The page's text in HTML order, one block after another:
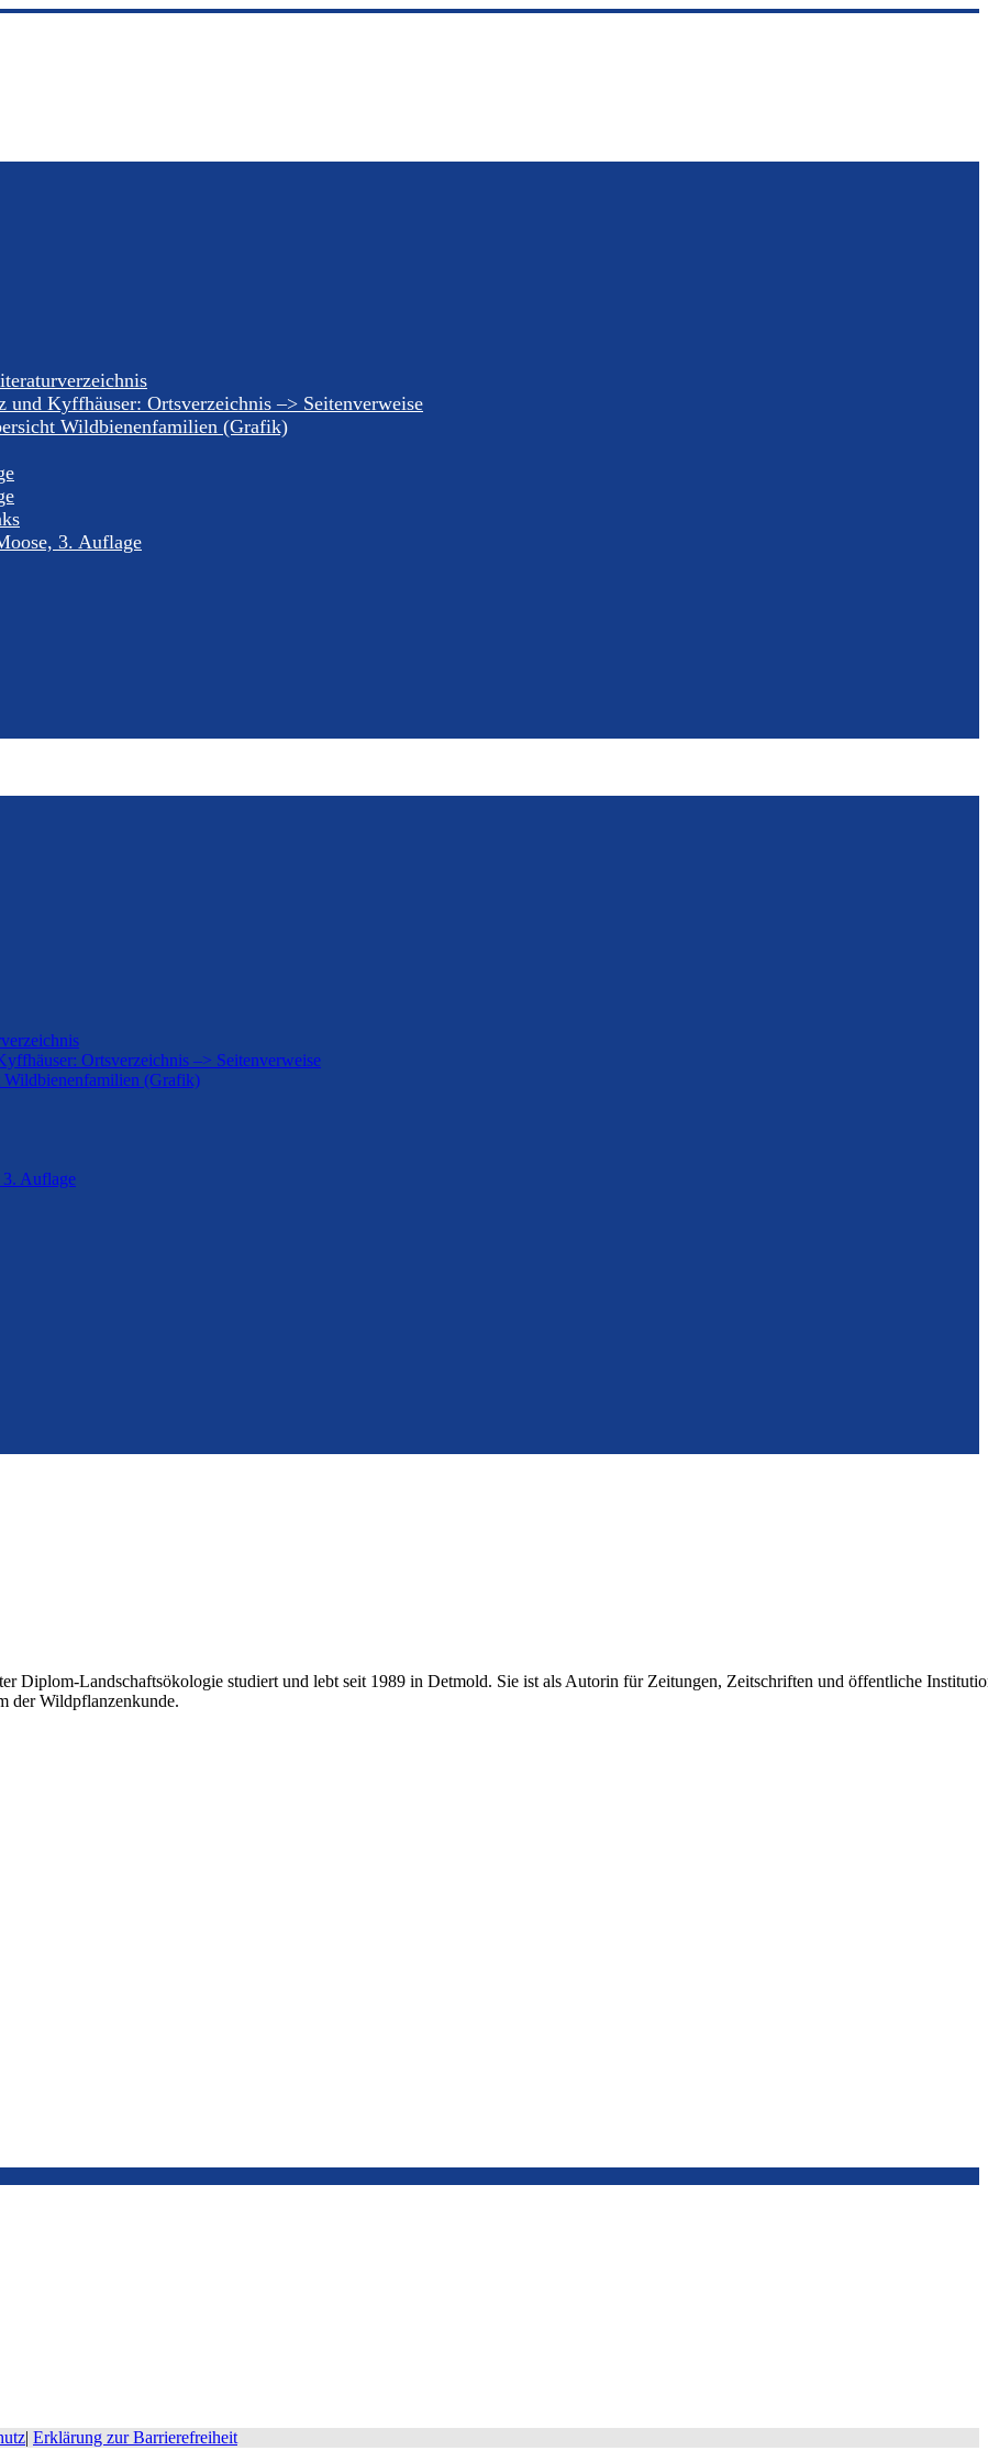
und Kyffhäuser: Ortsverzeichnis –> Seitenverweise
Wildbienenfamilien (Grafik)
3. Auflage
Ortsverzeichnis –> Seitenverweise
Wildbienenfamilien (Grafik)
Auflage
Diplom-Landschaftsökologie studiert und lebt seit 1989 in Detmold. Sie ist als Autorin für Zeitungen, Zeitschriften und öffentliche
der Wildpflanzenkunde.
| Erklärung zur Barrierefreiheit